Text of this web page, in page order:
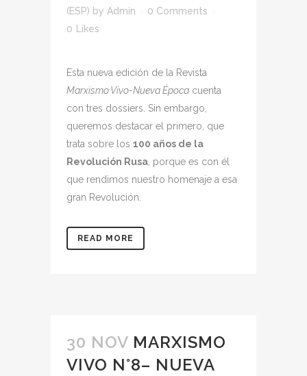
(ESP) by Admin
0 Comments
0
Likes
Esta nueva edición de la Revista
Marxismo Vivo-Nueva Época cuenta
con tres dossiers. Sin embargo,
queremos destacar el primero, que
trata sobre los 100 años de la
Revolución Rusa , porque es con él
que rendimos nuestro homenaje a esa
gran Revolución.
READ MORE
30 NOV MARXISMO
VIVO N°8– NUEVA